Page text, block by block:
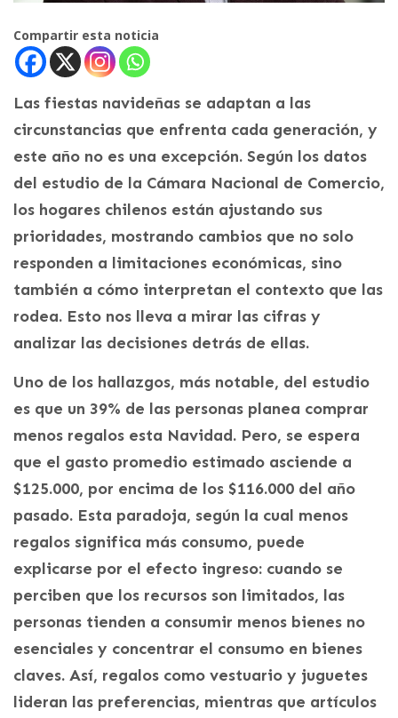
Compartir esta noticia
Las fiestas navideñas se adaptan a las
circunstancias que enfrenta cada generación, y
este año no es una excepción. Según los datos
del estudio de la Cámara Nacional de Comercio,
los hogares chilenos están ajustando sus
prioridades, mostrando cambios que no solo
responden a limitaciones económicas, sino
también a cómo interpretan el contexto que las
rodea. Esto nos lleva a mirar las cifras y
analizar las decisiones detrás de ellas.
Uno de los hallazgos, más notable, del estudio
es que un 39% de las personas planea comprar
menos regalos esta Navidad. Pero, se espera
que el gasto promedio estimado asciende a
$125.000, por encima de los $116.000 del año
pasado. Esta paradoja, según la cual menos
regalos significa más consumo, puede
explicarse por el efecto ingreso: cuando se
perciben que los recursos son limitados, las
personas tienden a consumir menos bienes no
esenciales y concentrar el consumo en bienes
claves. Así, regalos como vestuario y juguetes
lideran las preferencias, mientras que artículos